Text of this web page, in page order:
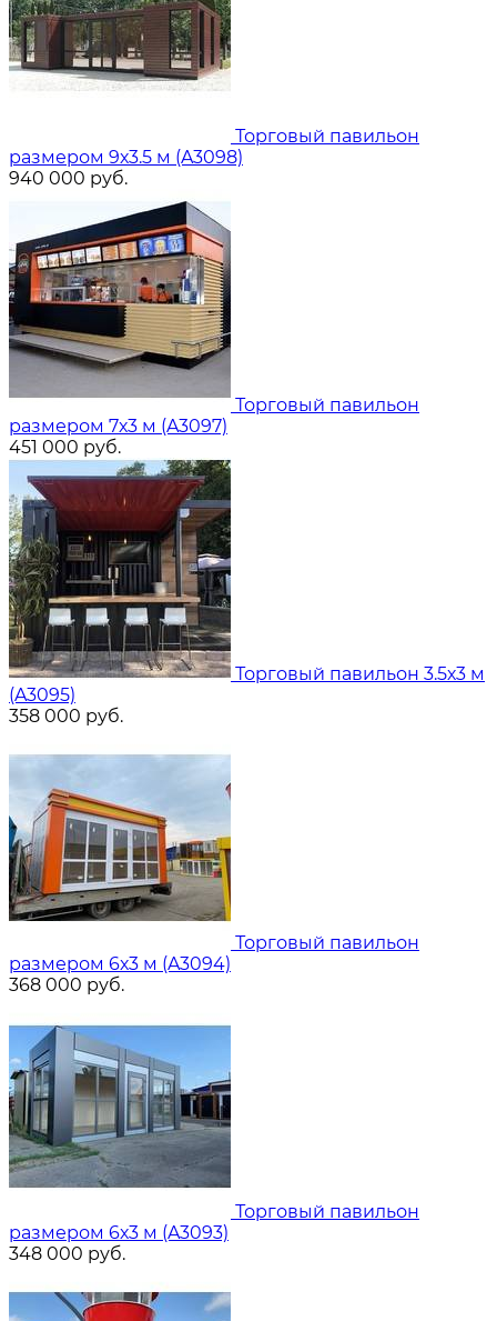
Торговый павильон
размером 9х3.5 м (A3098)
940 000 руб.
Торговый павильон
размером 7х3 м (A3097)
451 000 руб.
Торговый павильон 3.5х3 м
(A3095)
358 000 руб.
Торговый павильон
размером 6х3 м (A3094)
368 000 руб.
Торговый павильон
размером 6х3 м (A3093)
348 000 руб.